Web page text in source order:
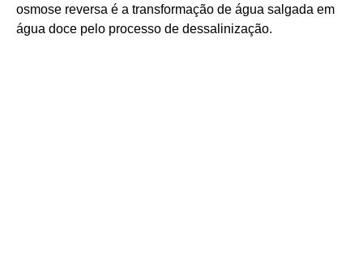
osmose reversa é a transformação de água salgada em
água doce pelo processo de dessalinização.